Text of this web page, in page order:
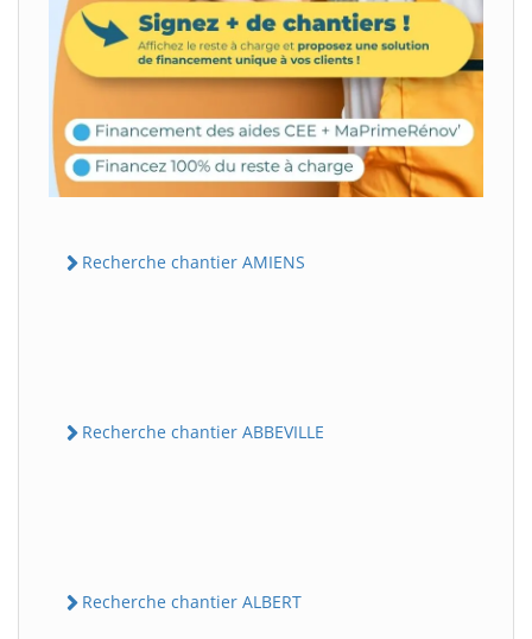
Recherche chantier AMIENS
Recherche chantier ABBEVILLE
Recherche chantier ALBERT